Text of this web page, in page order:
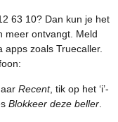
63 10? Dan kun je het
meer ontvangt. Meld
apps zoals Truecaller.
Recent, tik op het ‘i’-
Blokkeer deze beller